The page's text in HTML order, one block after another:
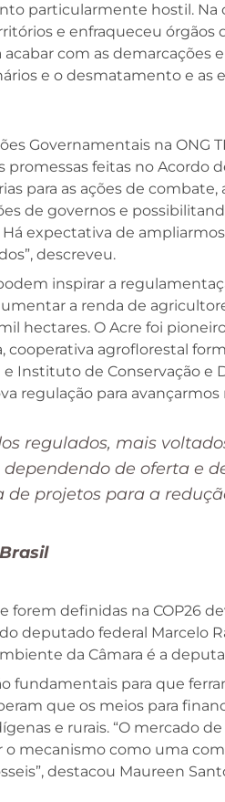
particularmente hostil.
e enfraqueceu
com as demarcações
e o desmatamento e as
Governamentais na ONG
feitas no Acordo
para as ações de
de governos e
expectativa de
descreveu.
inspirar a
a renda de
hectares. O Acre foi
cooperativa agroflorestal
Instituto de Conservação
regulação para
regulados, mais
dependendo de oferta e
projetos para a
forem definidas na COP26
deputado federal Marcelo
da Câmara é a
fundamentais para que
que os meios para
e rurais. “O mercado
o mecanismo como uma
destacou Maureen